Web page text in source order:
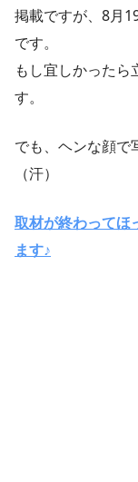
掲載ですが、8月
です。
もし宜しかった
す。
でも、ヘンな顔で
（汗）
取材が終わってほ
ます♪